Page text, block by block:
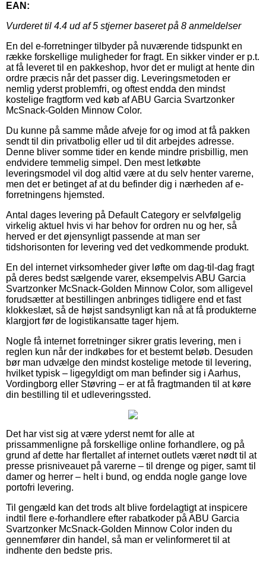
EAN:
Vurderet til 4.4 ud af 5 stjerner baseret på 8 anmeldelser
En del e-forretninger tilbyder på nuværende tidspunkt en
række forskellige muligheder for fragt. En sikker vinder er p.t.
at få leveret til en pakkeshop, hvor det er muligt at hente din
ordre præcis når det passer dig. Leveringsmetoden er
nemlig yderst problemfri, og oftest endda den mindst
kostelige fragtform ved køb af ABU Garcia Svartzonker
McSnack-Golden Minnow Color.
Du kunne på samme måde afveje for og imod at få pakken
sendt til din privatbolig eller ud til dit arbejdes adresse.
Denne bliver somme tider en kende mindre prisbillig, men
endvidere temmelig simpel. Den mest letkøbte
leveringsmodel vil dog altid være at du selv henter varerne,
men det er betinget af at du befinder dig i nærheden af e-
forretningens hjemsted.
Antal dages levering på Default Category er selvfølgelig
virkelig aktuel hvis vi har behov for ordren nu og her, så
herved er det øjensynligt passende at man ser
tidshorisonten for levering ved det vedkommende produkt.
En del internet virksomheder giver løfte om dag-til-dag fragt
på deres bedst sælgende varer, eksempelvis ABU Garcia
Svartzonker McSnack-Golden Minnow Color, som alligevel
forudsætter at bestillingen anbringes tidligere end et fast
klokkeslæt, så de højst sandsynligt kan nå at få produkterne
klargjort før de logistikansatte tager hjem.
Nogle få internet forretninger sikrer gratis levering, men i
reglen kun når der indkøbes for et bestemt beløb. Desuden
bør man udvælge den mindst kostelige metode til levering,
hvilket typisk – ligegyldigt om man befinder sig i Aarhus,
Vordingborg eller Støvring – er at få fragtmanden til at køre
din bestilling til et udleveringssted.
Det har vist sig at være yderst nemt for alle at
prissammenligne på forskellige online forhandlere, og på
grund af dette har flertallet af internet outlets været nødt til at
presse prisniveauet på varerne – til drenge og piger, samt til
damer og herrer – helt i bund, og endda nogle gange love
portofri levering.
Til gengæld kan det trods alt blive fordelagtigt at inspicere
indtil flere e-forhandlere efter rabatkoder på ABU Garcia
Svartzonker McSnack-Golden Minnow Color inden du
gennemfører din handel, så man er velinformeret til at
indhente den bedste pris.